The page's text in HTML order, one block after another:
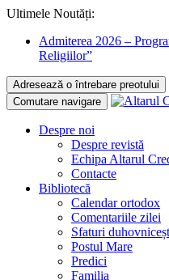
Ultimele Noutăți:
Admiterea 2026 –
Religiilor”
Adresează o întrebare preotului
Comutare navigare
Despre noi
Despre revistă
Echipa Altarul
Contacte
Bibliotecă
Calendar ortodox
Comentariile zilei
Sfaturi
Postul Mare
Predici
Familia